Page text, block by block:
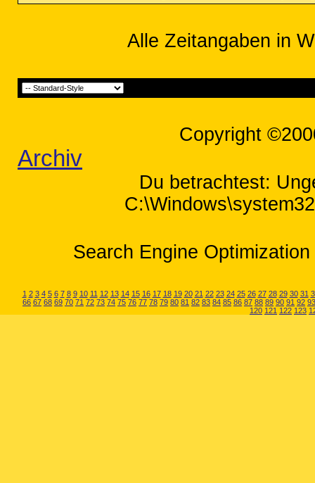
Alle Zeitangaben in
Copyright
Archiv
Du betrachtest:
Search Engine
1 2 3 4 5 6 7 8 9 10 11 12 13 14 15 16 17 18 19 20 21 22 23 24 25 26 27 28 29 30 31
66 67 68 69 70 71 72 73 74 75 76 77 78 79 80 81 82 83 84 85 86 87 88 89 90 91 92 93
120 121 122 123